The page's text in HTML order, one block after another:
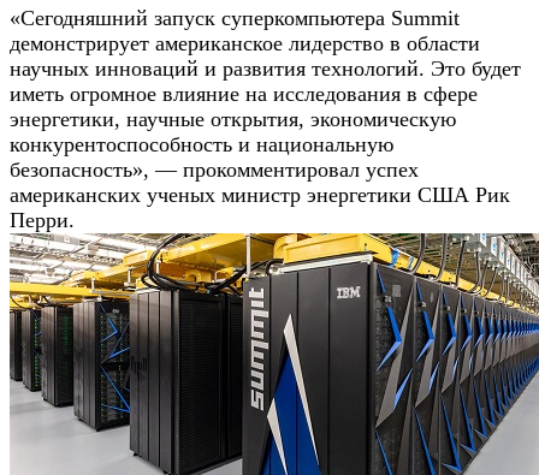
«Сегодняшний запуск суперкомпьютера Summit
демонстрирует американское лидерство в области
научных инноваций и развития технологий. Это будет
иметь огромное влияние на исследования в сфере
энергетики, научные открытия, экономическую
конкурентоспособность и национальную
безопасность», — прокомментировал успех
американских ученых министр энергетики США Рик
Перри.